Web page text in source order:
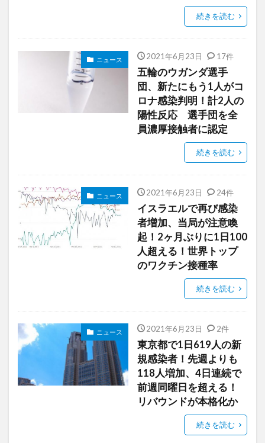
続きを読む
ニュース 2021年6月23日 17件
五輪のウガンダ選手
団、新たにもう1人がコ
ロナ感染判明！計2人の
陽性反応 選手団を全
員濃厚接触者に認定
続きを読む
ニュース 2021年6月23日 24件
イスラエルで再び感染
者増加、当局が注意喚
起！2ヶ月ぶりに1日100
人超える！世界トップ
のワクチン接種率
続きを読む
ニュース 2021年6月23日 2件
東京都で1日619人の新
規感染者！先週よりも
118人増加、4日連続で
前週同曜日を超える！
リバウンドが本格化か
続きを読む